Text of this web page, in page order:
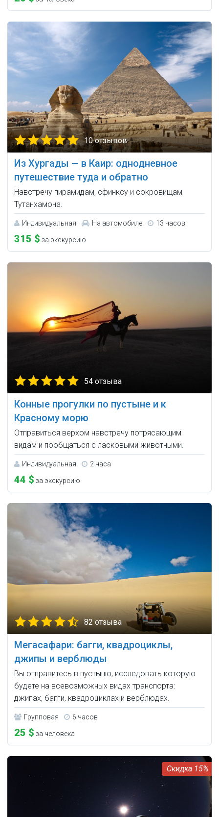
10 отзывов
Из Хургады — в Каир: однодневное
путешествие туда и обратно
Навстречу пирамидам, сфинксу и сокровищам
Тутанхамона.
Индивидуальная На автомобиле 13 часов
315 $ за экскурсию
54 отзыва
Конные прогулки по пустыне и к
Красному морю
Отправиться верхом навстречу потрясающим
видам и пообщаться с ласковыми животными.
Индивидуальная 2 часа
44 $ за экскурсию
82 отзыва
Мегасафари: багги, квадроциклы,
джипы и верблюды
Вы отправитесь в пустыню, исследовать которую
будете на всевозможных видах транспорта:
джипах, багги, квадроциклах и верблюдах.
Групповая 6 часов
25 $ за человека
15%